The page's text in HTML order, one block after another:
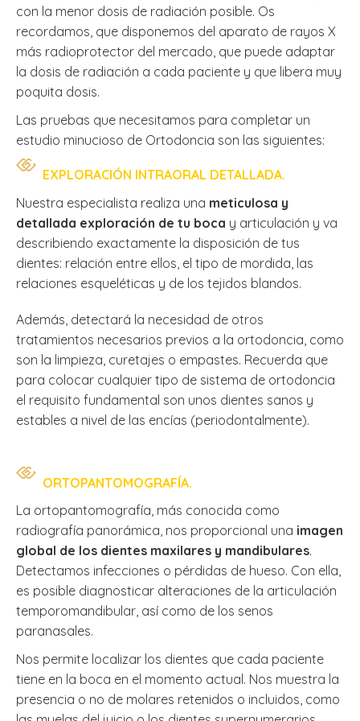
con la menor dosis de radiación posible. Os
recordamos, que disponemos del aparato de rayos X
más radioprotector del mercado, que puede adaptar
la dosis de radiación a cada paciente y que libera muy
poquita dosis.
Las pruebas que necesitamos para completar un
estudio minucioso de Ortodoncia son las siguientes:
EXPLORACIÓN INTRAORAL DETALLADA.
Nuestra especialista realiza una meticulosa y
detallada exploración de tu boca y articulación y va
describiendo exactamente la disposición de tus
dientes: relación entre ellos, el tipo de mordida, las
relaciones esqueléticas y de los tejidos blandos.
Además, detectará la necesidad de otros
tratamientos necesarios previos a la ortodoncia, como
son la limpieza, curetajes o empastes. Recuerda que
para colocar cualquier tipo de sistema de ortodoncia
el requisito fundamental son unos dientes sanos y
estables a nivel de las encías (periodontalmente).
ORTOPANTOMOGRAFÍA.
La ortopantomografía, más conocida como
radiografía panorámica, nos proporcional una imagen
global de los dientes maxilares y mandibulares.
Detectamos infecciones o pérdidas de hueso. Con ella,
es posible diagnosticar alteraciones de la articulación
temporomandibular, así como de los senos
paranasales.
Nos permite localizar los dientes que cada paciente
tiene en la boca en el momento actual. Nos muestra la
presencia o no de molares retenidos o incluidos, como